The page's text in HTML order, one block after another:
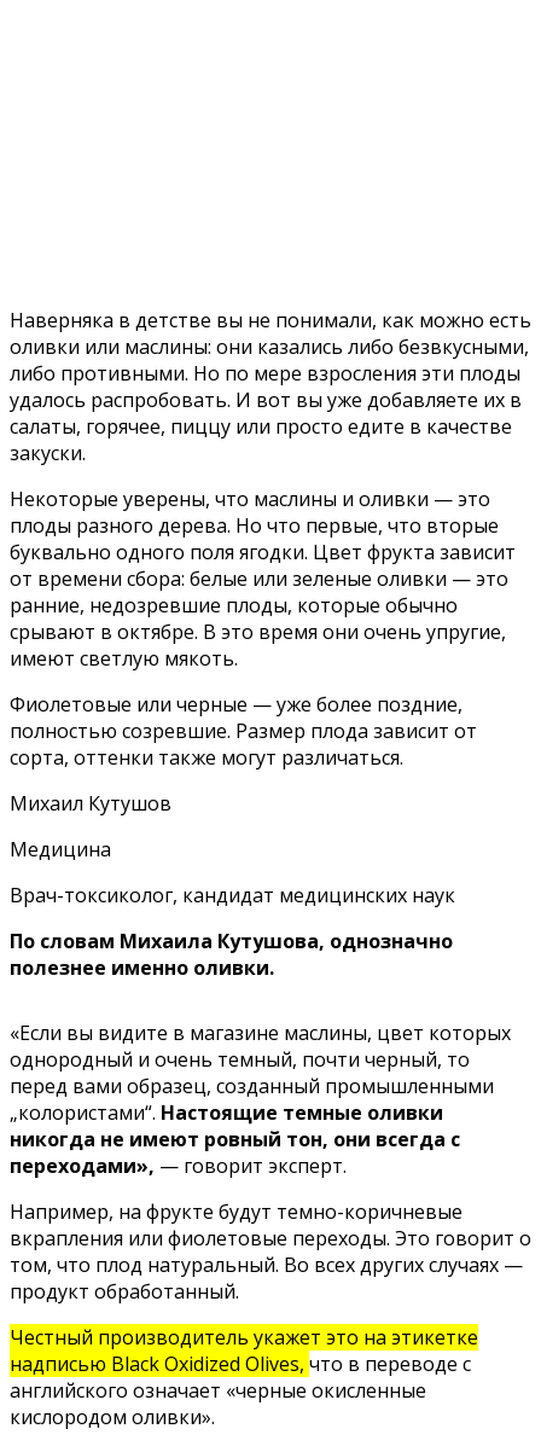
Наверняка в детстве вы не понимали, как можно есть
оливки или маслины: они казались либо безвкусными,
либо противными. Но по мере взросления эти плоды
удалось распробовать. И вот вы уже добавляете их в
салаты, горячее, пиццу или просто едите в качестве
закуски.
Некоторые уверены, что маслины и оливки — это
плоды разного дерева. Но что первые, что вторые
буквально одного поля ягодки. Цвет фрукта зависит
от времени сбора: белые или зеленые оливки — это
ранние, недозревшие плоды, которые обычно
срывают в октябре. В это время они очень упругие,
имеют светлую мякоть.
Фиолетовые или черные — уже более поздние,
полностью созревшие. Размер плода зависит от
сорта, оттенки также могут различаться.
Михаил Кутушов
Медицина
Врач-токсиколог, кандидат медицинских наук
По словам Михаила Кутушова, однозначно
полезнее именно оливки.
«Если вы видите в магазине маслины, цвет которых
однородный и очень темный, почти черный, то
перед вами образец, созданный промышленными
„колористами“. Настоящие темные оливки
никогда не имеют ровный тон, они всегда с
переходами», — говорит эксперт.
Например, на фрукте будут темно-коричневые
вкрапления или фиолетовые переходы. Это говорит о
том, что плод натуральный. Во всех других случаях —
продукт обработанный.
Честный производитель укажет это на этикетке
надписью Black Oxidized Olives, что в переводе с
английского означает «черные окисленные
кислородом оливки».